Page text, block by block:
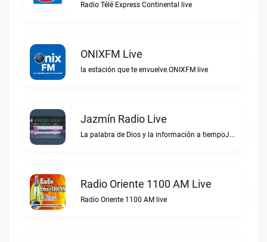
Radio Télé Express Continental live
ONIXFM Live
la estación que te envuelve.ONIXFM live
Jazmín Radio Live
La palabra de Dios y la información a tiempoJazmín Radio live
Radio Oriente 1100 AM Live
Radio Oriente 1100 AM live